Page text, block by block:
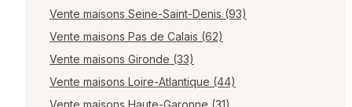
Vente maisons Seine-Saint-Denis (93)
Vente maisons Pas de Calais (62)
Vente maisons Gironde (33)
Vente maisons Loire-Atlantique (44)